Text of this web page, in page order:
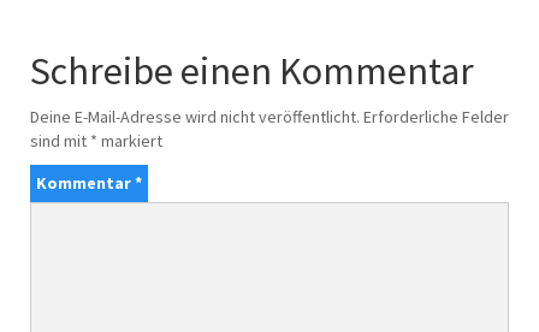
Schreibe einen Kommentar
Deine E-Mail-Adresse wird nicht veröffentlicht. Erforderliche Felder
sind mit * markiert
Kommentar*